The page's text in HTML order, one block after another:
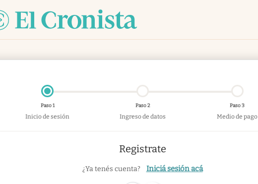
Paso 1
Inicio de sesión
Paso 2
Ingreso de datos
Paso 3
Medio de pago
Registrate
¿Ya tenés cuenta? Iniciá sesión acá